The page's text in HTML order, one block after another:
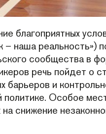
благоприятных
– наша реальность»)
сообщества в
речь пойдет о
и
политике. Особое
снижение